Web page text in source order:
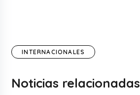
INTERNACIONALES
Noticias relacionadas